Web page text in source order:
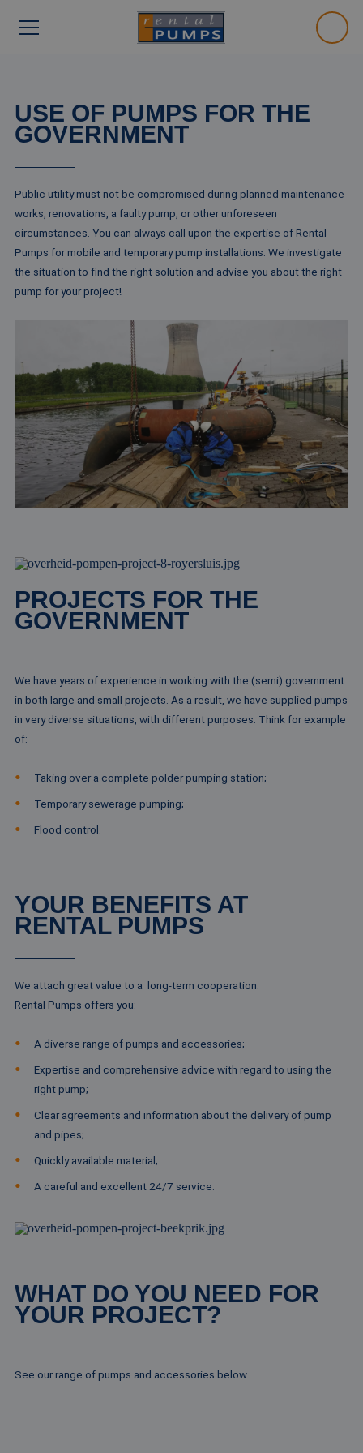
USE OF PUMPS FOR THE
GOVERNMENT
Public utility must not be compromised during planned maintenance
works, renovations, a faulty pump, or other unforeseen
circumstances. You can always call upon the expertise of Rental
Pumps for mobile and temporary pump installations. We investigate
the situation to find the right solution and advise you about the right
pump for your project!
PROJECTS FOR THE
GOVERNMENT
We have years of experience in working with the (semi) government
in both large and small projects. As a result, we have supplied pumps
in very diverse situations, with different purposes. Think for example
of:
Taking over a complete polder pumping station;
Temporary sewerage pumping;
Flood control.
YOUR BENEFITS AT
RENTAL PUMPS
We attach great value to a long-term cooperation.
Rental Pumps offers you:
A diverse range of pumps and accessories;
Expertise and comprehensive advice with regard to using the
right pump;
Clear agreements and information about the delivery of pump
and pipes;
Quickly available material;
A careful and excellent 24/7 service.
WHAT DO YOU NEED FOR
YOUR PROJECT?
See our range of pumps and accessories below.